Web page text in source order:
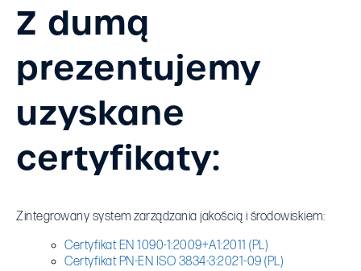
Z dumą
prezentujemy
uzyskane
certyfikaty:
Zintegrowany system zarządzania jakością i środowiskiem:
Certyfikat EN 1090-1:2009+A1:2011 (PL)
Certyfikat PN-EN ISO 3834-3:2021-09 (PL)